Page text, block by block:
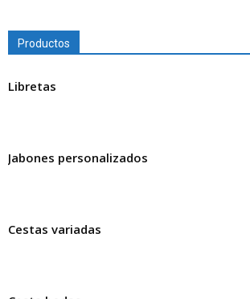
Productos
Libretas
Jabones personalizados
Cestas variadas